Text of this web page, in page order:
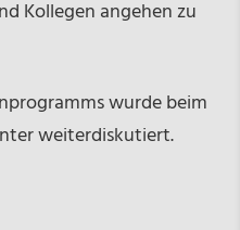
Kollegen angehen zu
wurde beim
weiterdiskutiert.